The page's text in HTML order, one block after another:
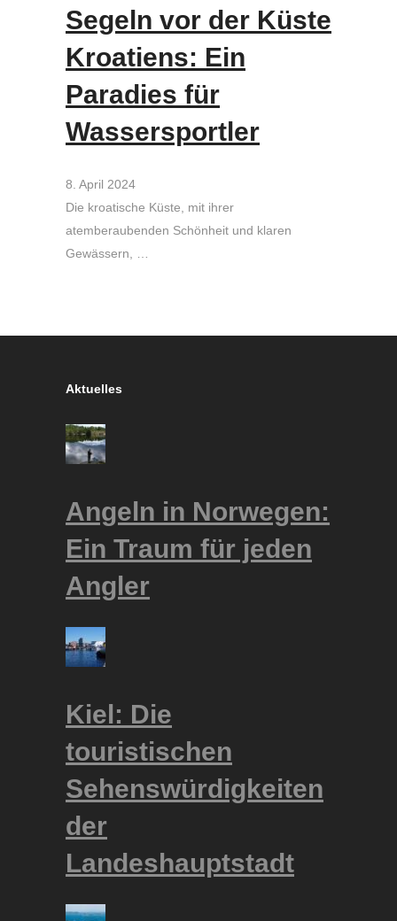
Segeln vor der Küste
Kroatiens: Ein
Paradies für
Wassersportler
8. April 2024
Die kroatische Küste, mit ihrer
atemberaubenden Schönheit und klaren
Gewässern, …
Aktuelles
Angeln in Norwegen:
Ein Traum für jeden
Angler
Kiel: Die
touristischen
Sehenswürdigkeiten
der
Landeshauptstadt